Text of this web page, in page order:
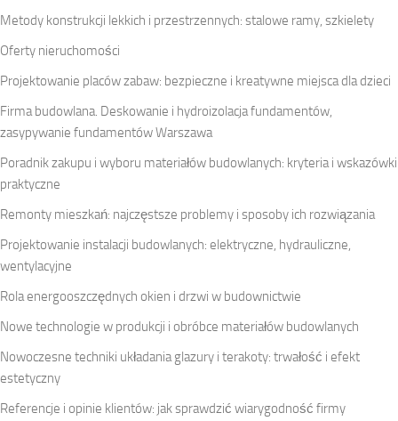
Metody konstrukcji lekkich i przestrzennych: stalowe ramy, szkielety
Oferty nieruchomości
Projektowanie placów zabaw: bezpieczne i kreatywne miejsca dla dzieci
Firma budowlana. Deskowanie i hydroizolacja fundamentów,
zasypywanie fundamentów Warszawa
Poradnik zakupu i wyboru materiałów budowlanych: kryteria i wskazówki
praktyczne
Remonty mieszkań: najczęstsze problemy i sposoby ich rozwiązania
Projektowanie instalacji budowlanych: elektryczne, hydrauliczne,
wentylacyjne
Rola energooszczędnych okien i drzwi w budownictwie
Nowe technologie w produkcji i obróbce materiałów budowlanych
Nowoczesne techniki układania glazury i terakoty: trwałość i efekt
estetyczny
Referencje i opinie klientów: jak sprawdzić wiarygodność firmy